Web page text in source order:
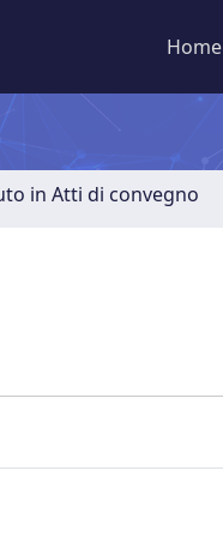
Home
in Atti di convegno